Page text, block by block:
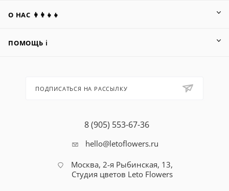
О НАС 👩‍👩‍👧‍👧
ПОМОЩЬ ℹ️
ПОДПИСАТЬСЯ НА РАССЫЛКУ
8 (905) 553-67-36
hello@letoflowers.ru
Москва, 2-я Рыбинская, 13,
Студия цветов Leto Flowers